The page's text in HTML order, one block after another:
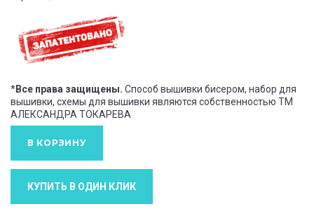
*Все права защищены. Способ вышивки бисером, набор для
вышивки, схемы для вышивки являются собственностью ТМ
АЛЕКСАНДРА ТОКАРЕВА
В КОРЗИНУ
КУПИТЬ В ОДИН КЛИК